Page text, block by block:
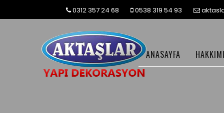
0312 357 24 68 0538 319 54 93
ANASAYFA